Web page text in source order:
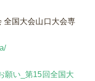
全国大会山口大会専
願い_第15回全国大